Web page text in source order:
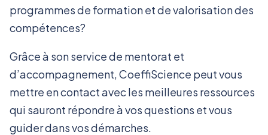
programmes de formation et de valorisation des
compétences?
Grâce à son service de mentorat et
d’accompagnement, CoeffiScience peut vous
mettre en contact avec les meilleures ressources
qui sauront répondre à vos questions et vous
guider dans vos démarches.